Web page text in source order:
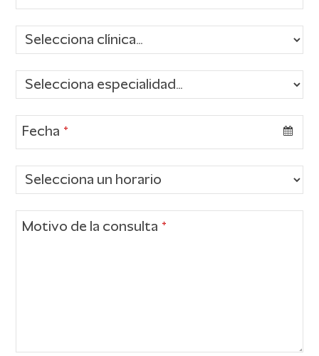
Fecha *
Motivo de la consulta *